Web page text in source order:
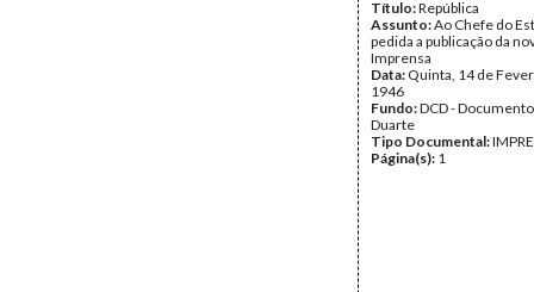
Título:República
Assunto:Ao Chefe do
pedida a publicação da
Imprensa
Data: Quinta, 14 de
1946
Fundo:DCD -
Duarte
Tipo Documental:
Página(s): 1